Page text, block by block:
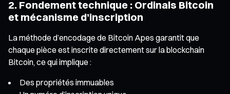
2. Fondement technique : Ordinals Bitcoin
et mécanisme d’inscription
La méthode d’encodage de Bitcoin Apes garantit que
chaque pièce est inscrite directement sur la blockchain
Bitcoin, ce qui implique :
Des propriétés immuables